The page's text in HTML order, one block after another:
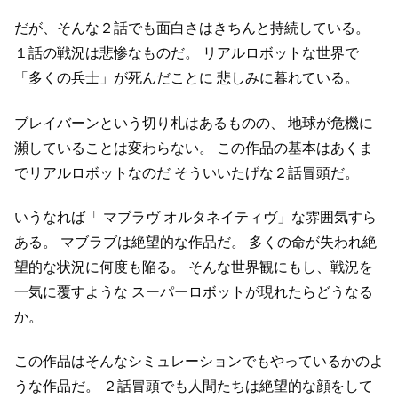
だが、そんな２話でも面白さはきちんと持続している。
１話の戦況は悲惨なものだ。
リアルロボットな世界で
「多くの兵士」が死んだことに 悲しみに暮れている。
ブレイバーンという切り札はあるものの、
地球が危機に
瀕していることは変わらない。
この作品の基本はあくま
でリアルロボットなのだ そういいたげな２話冒頭だ。
いうなれば「 マブラヴ オルタネイティヴ」な雰囲気すら
ある。
マブラブは絶望的な作品だ。
多くの命が失われ絶
望的な状況に何度も陥る。
そんな世界観にもし、戦況を
一気に覆すような スーパーロボットが現れたらどうなる
か。
この作品はそんなシミュレーションでもやっているかのよ
うな作品だ。
２話冒頭でも人間たちは絶望的な顔をして